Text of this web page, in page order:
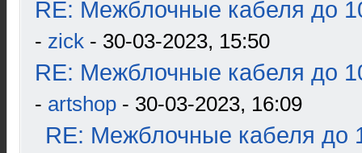
RE: Межблочные кабеля до
- zick - 30-03-2023, 15:50
RE: Межблочные кабеля до
- artshop - 30-03-2023, 16:09
RE: Межблочные кабеля до